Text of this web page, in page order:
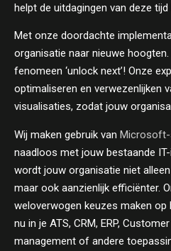
helpt de uitdagingen van deze
Met onze doordachte
organisatie naar nieuwe
fenomeen ‘unlock next’! Onze
optimaliseren en verwezenlijken
visualisaties, zodat jouw
Wij maken gebruik van
naadloos met jouw bestaande
wordt jouw organisatie niet
maar ook aanzienlijk efficiënter.
weloverwogen keuzes maken
nu in je ATS, CRM, ERP,
management of andere